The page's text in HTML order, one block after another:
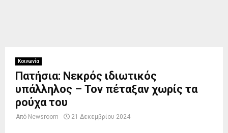
Κοινωνία
Πατήσια: Νεκρός ιδιωτικός
υπάλληλος – Τον πέταξαν χωρίς τα
ρούχα του
Από Newsroom 21 Δεκεμβρίου 2024